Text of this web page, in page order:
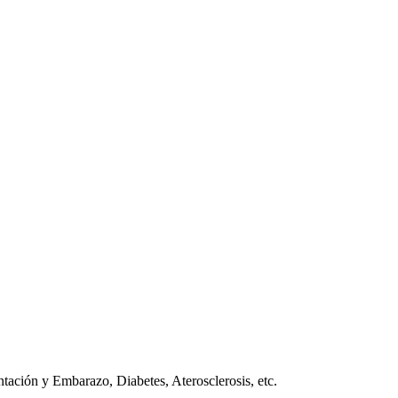
y Embarazo, Diabetes, Aterosclerosis, etc.